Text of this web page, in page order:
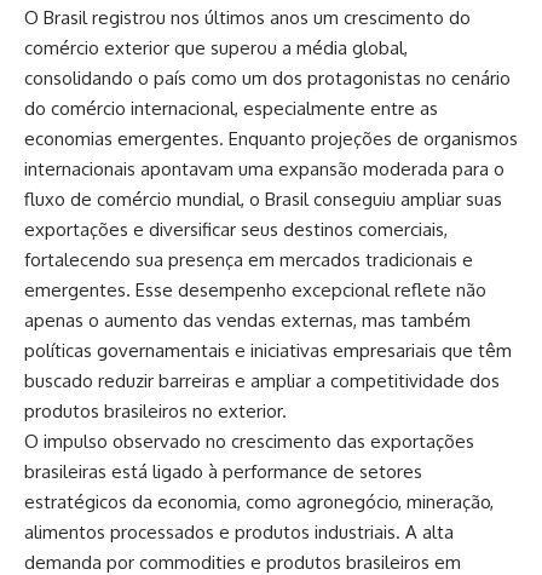
O Brasil registrou nos últimos anos um crescimento do
comércio exterior que superou a média global,
consolidando o país como um dos protagonistas no cenário
do comércio internacional, especialmente entre as
economias emergentes. Enquanto projeções de organismos
internacionais apontavam uma expansão moderada para o
fluxo de comércio mundial, o Brasil conseguiu ampliar suas
exportações e diversificar seus destinos comerciais,
fortalecendo sua presença em mercados tradicionais e
emergentes. Esse desempenho excepcional reflete não
apenas o aumento das vendas externas, mas também
políticas governamentais e iniciativas empresariais que têm
buscado reduzir barreiras e ampliar a competitividade dos
produtos brasileiros no exterior.
O impulso observado no crescimento das exportações
brasileiras está ligado à performance de setores
estratégicos da economia, como agronegócio, mineração,
alimentos processados e produtos industriais. A alta
demanda por commodities e produtos brasileiros em